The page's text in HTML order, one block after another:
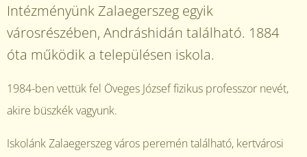
Intézményünk Zalaegerszeg egyik
városrészében, Andráshidán található. 1884
óta működik a településen iskola.
1984-ben vettük fel Öveges József fizikus professzor nevét,
akire büszkék vagyunk.
Iskolánk Zalaegerszeg város peremén található, kertvárosi